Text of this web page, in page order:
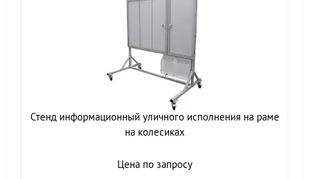
Стенд информационный уличного исполнения на раме
на колесиках
Цена по запросу